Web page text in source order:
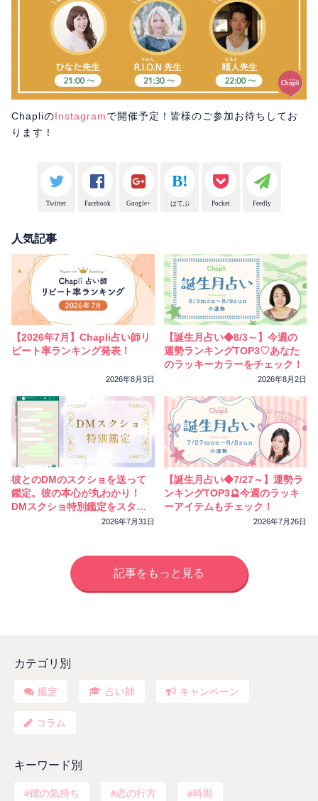
ChapliのInstagramで開催予定！皆様のご参加お待ちしてお
ります！
Twitter Facebook Google+ はてぶ Pocket Feedly
人気記事
【2026年7月】Chapli占い師リ
ピート率ランキング発表！
2026年8月3日
【誕生月占い◆8/3～】今週の
運勢ランキングTOP3♡あなた
のラッキーカラーをチェック！
2026年8月2日
彼とのDMのスクショを送って
鑑定。彼の本心が丸わかり！
DMスクショ特別鑑定をスター
2026年7月31日
【誕生月占い◆7/27～】運勢ラ
ンキングTOP3🔮今週のラッキ
ーアイテムもチェック！
2026年7月26日
記事をもっと見る
カテゴリ別
鑑定 占い師 キャンペーン
コラム
キーワード別
彼の気持ち 恋の行方 時期